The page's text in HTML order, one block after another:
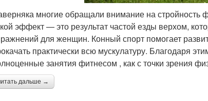
многие обращали внимание на стройность
эффект — это результат частой езды верхом,
для женщин. Конный спорт помогает
практически всю мускулатуру. Благодаря
занятия фитнесом , как с точки зрения
дальше →